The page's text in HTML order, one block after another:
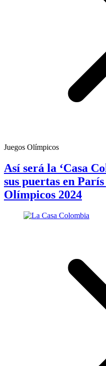
Juegos Olímpicos
Así será la ‘Casa
sus puertas en
Olímpicos 2024